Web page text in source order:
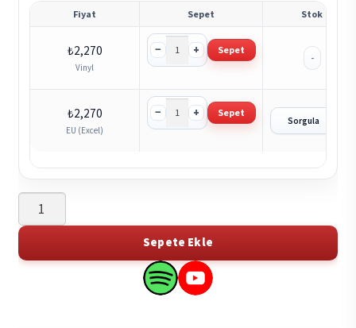
Fiyat Sepet Stok
₺2,270
Vinyl
− + Sepet
-
₺2,270
EU (Excel)
− + Sepet
Sorgula
Adrianne
Lenker
Hours
Sepete Ekle
SearchSearch